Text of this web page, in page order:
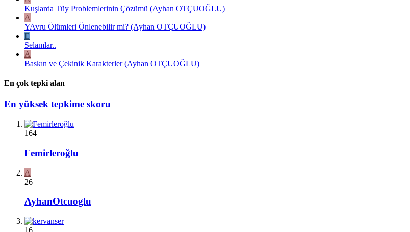
Kuşlarda Tüy Problemlerinin Çözümü (Ayhan OTÇUOĞLU)
A
YAvru Ölümleri Önlenebilir mi? (Ayhan OTÇUOĞLU)
E
Selamlar..
A
Baskın ve Çekinik Karakterler (Ayhan OTÇUOĞLU)
En çok tepki alan
En yüksek tepkime skoru
164
Femirleroğlu
A
26
AyhanOtcuoglu
16